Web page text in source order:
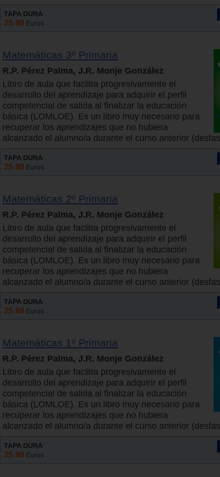
TAPA DURA
25.99 Euros
Matemáticas 3º Primaria
R.P. Pérez Palma, J.R. Monje González
Libro de aula que facilita progresivamente el
desarrollo del aprendizaje para adquirir el perfil
competencial de salida al finalizar la educación
básica (LOMLOE). Es un libro muy necesario para
recuperar los aprendizajes que no hubiera
alcanzado el alumno/a durante el curso anterior
TAPA DURA
25.99 Euros
Matemáticas 2º Primaria
R.P. Pérez Palma, J.R. Monje González
Libro de aula que facilita progresivamente el
desarrollo del aprendizaje para adquirir el perfil
competencial de salida al finalizar la educación
básica (LOMLOE). Es un libro muy necesario para
recuperar los aprendizajes que no hubiera
alcanzado el alumno/a durante el curso anterior
TAPA DURA
25.99 Euros
Matemáticas 1º Primaria
R.P. Pérez Palma, J.R. Monje González
Libro de aula que facilita progresivamente el
desarrollo del aprendizaje para adquirir el perfil
competencial de salida al finalizar la educación
básica (LOMLOE). Es un libro muy necesario para
recuperar los aprendizajes que no hubiera
alcanzado el alumno/a durante el curso anterior
TAPA DURA
25.99 Euros